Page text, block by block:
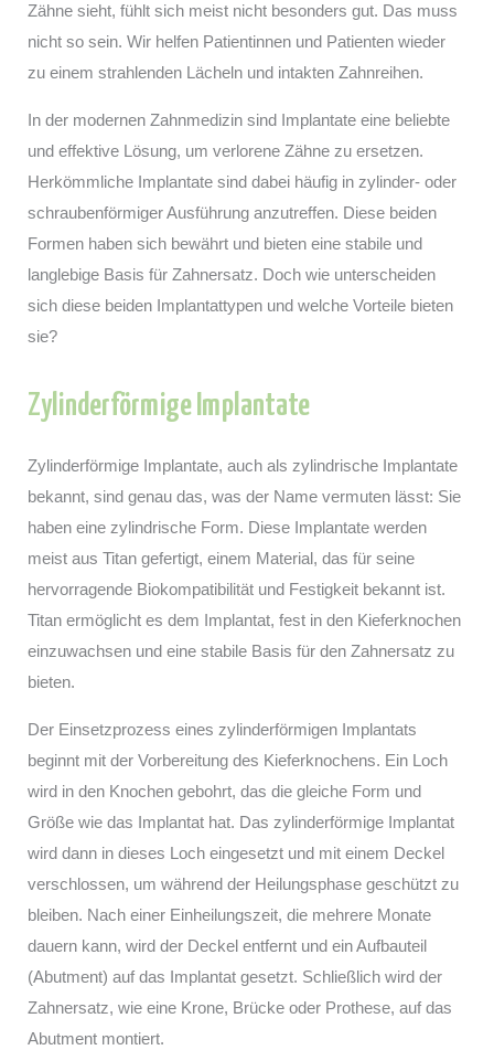
Zähne sieht, fühlt sich meist nicht besonders gut. Das muss
nicht so sein. Wir helfen Patientinnen und Patienten wieder
zu einem strahlenden Lächeln und intakten Zahnreihen.
In der modernen Zahnmedizin sind Implantate eine beliebte
und effektive Lösung, um verlorene Zähne zu ersetzen.
Herkömmliche Implantate sind dabei häufig in zylinder- oder
schraubenförmiger Ausführung anzutreffen. Diese beiden
Formen haben sich bewährt und bieten eine stabile und
langlebige Basis für Zahnersatz. Doch wie unterscheiden
sich diese beiden Implantattypen und welche Vorteile bieten
sie?
Zylinderförmige Implantate
Zylinderförmige Implantate, auch als zylindrische Implantate
bekannt, sind genau das, was der Name vermuten lässt: Sie
haben eine zylindrische Form. Diese Implantate werden
meist aus Titan gefertigt, einem Material, das für seine
hervorragende Biokompatibilität und Festigkeit bekannt ist.
Titan ermöglicht es dem Implantat, fest in den Kieferknochen
einzuwachsen und eine stabile Basis für den Zahnersatz zu
bieten.
Der Einsetzprozess eines zylinderförmigen Implantats
beginnt mit der Vorbereitung des Kieferknochens. Ein Loch
wird in den Knochen gebohrt, das die gleiche Form und
Größe wie das Implantat hat. Das zylinderförmige Implantat
wird dann in dieses Loch eingesetzt und mit einem Deckel
verschlossen, um während der Heilungsphase geschützt zu
bleiben. Nach einer Einheilungszeit, die mehrere Monate
dauern kann, wird der Deckel entfernt und ein Aufbauteil
(Abutment) auf das Implantat gesetzt. Schließlich wird der
Zahnersatz, wie eine Krone, Brücke oder Prothese, auf das
Abutment montiert.